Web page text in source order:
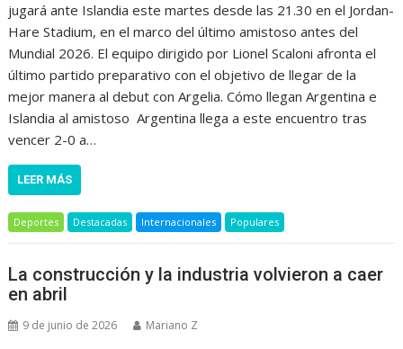
jugará ante Islandia este martes desde las 21.30 en el Jordan-
Hare Stadium, en el marco del último amistoso antes del
Mundial 2026. El equipo dirigido por Lionel Scaloni afronta el
último partido preparativo con el objetivo de llegar de la
mejor manera al debut con Argelia. Cómo llegan Argentina e
Islandia al amistoso Argentina llega a este encuentro tras
vencer 2-0 a…
LEER MÁS
Deportes Destacadas Internacionales Populares
La construcción y la industria volvieron a caer
en abril
9 de junio de 2026 Mariano Z